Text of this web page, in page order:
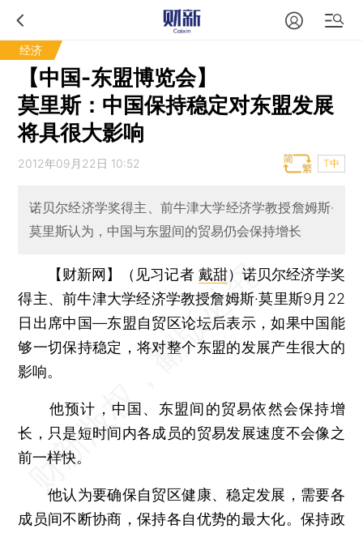
经济
【中国-东盟博览会】
莫里斯：中国保持稳定对东盟发展
将具很大影响
2012年09月22日 10:52 T中
诺贝尔经济学奖得主、前牛津大学经济学教授詹姆斯·
莫里斯认为，中国与东盟间的贸易仍会保持增长
【财新网】（见习记者 戴甜）诺贝尔经济学奖
得主、前牛津大学经济学教授詹姆斯·莫里斯9月22
日出席中国—东盟自贸区论坛后表示，如果中国能
够一切保持稳定，将对整个东盟的发展产生很大的
影响。
他预计，中国、东盟间的贸易依然会保持增
长，只是短时间内各成员的贸易发展速度不会像之
前一样快。
他认为要确保自贸区健康、稳定发展，需要各
成员间不断协商，保持各自优势的最大化。保持政